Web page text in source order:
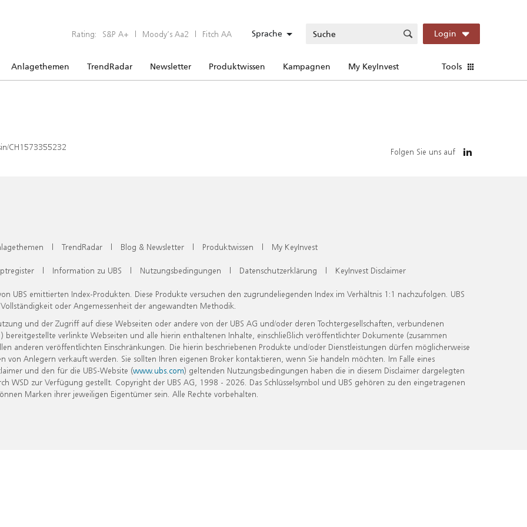
Rating: S&P A+ | Moody’s Aa2 | Fitch AA Sprache Login
Anlagethemen TrendRadar Newsletter Produktwissen Kampagnen My KeyInvest Tools
CH1573355232 Folgen Sie uns auf
| TrendRadar | Blog & Newsletter | Produktwissen | My KeyInvest
| Information zu UBS | Nutzungsbedingungen | Datenschutzerklärung | KeyInvest Disclaimer
UBS emittierten Index-Produkten. Diese Produkte versuchen den zugrundeliegenden Index im Verhältnis 1:1 nachzufolgen. UBS
oder Angemessenheit der angewandten Methodik.
und der Zugriff auf diese Webseiten oder andere von der UBS AG und/oder deren Tochtergesellschaften, verbundenen
verlinkte Webseiten und alle hierin enthaltenen Inhalte, einschließlich veröffentlichter Dokumente (zusammen
anderen veröffentlichten Einschränkungen. Die hierin beschriebenen Produkte und/oder Dienstleistungen dürfen möglicherweise
Anlegern verkauft werden. Sie sollten Ihren eigenen Broker kontaktieren, wenn Sie handeln möchten. Im Falle eines
und den für die UBS-Website (www.ubs.com) geltenden Nutzungsbedingungen haben die in diesem Disclaimer dargelegten
zur Verfügung gestellt. Copyright der UBS AG, 1998 - 2026. Das Schlüsselsymbol und UBS gehören zu den eingetragenen
Marken ihrer jeweiligen Eigentümer sein. Alle Rechte vorbehalten.